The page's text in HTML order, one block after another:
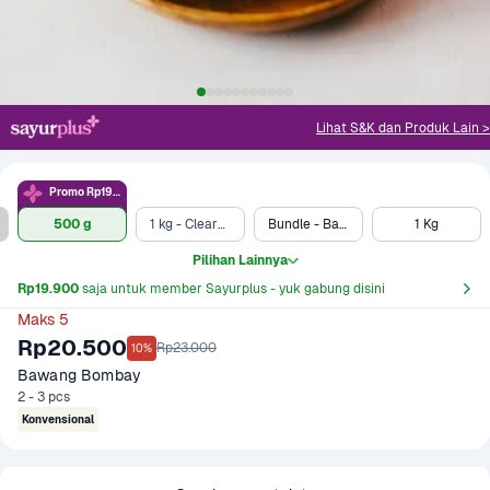
Lihat S&K dan Produk Lain >
500 g
Promo Rp19.9rb
1 kg - Clearance Sale Bundle - Bawang Bombay 500 gram & Telur Ayam Negeri 10 pcs 1 Kg
Pilihan Lainnya
Rp19.900 saja untuk member Sayurplus - yuk gabung disini
Maks 5
Rp20.500 10% Rp23.000
Bawang Bombay
2 - 3 pcs
Konvensional